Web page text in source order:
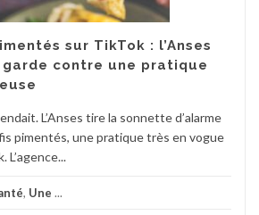
sur TikTok : l’Anses
garde contre une pratique
L’Anses tire la sonnette d’alarme
pimentés, une pratique très en vogue
L’agence...
, Une ...